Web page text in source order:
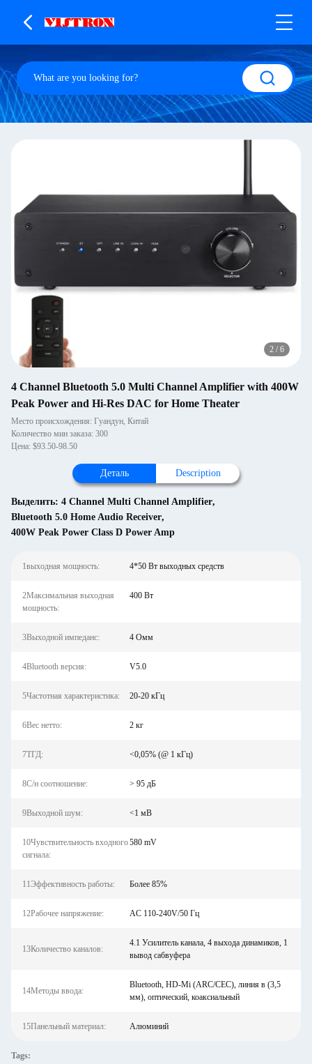
2 / 6
4 Channel Bluetooth 5.0 Multi Channel Amplifier with 400W
Peak Power and Hi-Res DAC for Home Theater
Место происхождения: Гуандун, Китай
Количество мин заказа: 300
Цена: $93.50-98.50
Деталь Description
Выделить: 4 Channel Multi Channel Amplifier,
Bluetooth 5.0 Home Audio Receiver,
400W Peak Power Class D Power Amp
1выходная мощность: 4*50 Вт выходных средств
2Максимальная выходная
мощность:
400 Вт
3Выходной импеданс: 4 Омм
4Bluetooth версия: V5.0
5Частотная характеристика: 20-20 кГц
6Вес нетто: 2 кг
7ТГД: <0,05% (@ 1 кГц)
8С/н соотношение: > 95 дБ
9Выходной шум: <1 мВ
10Чувствительность входного
сигнала:
580 mV
11Эффективность работы: Более 85%
12Рабочее напряжение: AC 110-240V/50 Гц
13Количество каналов:
4.1 Усилитель канала, 4 выхода динамиков, 1
вывод сабвуфера
14Методы ввода:
Bluetooth, HD-Mi (ARC/CEC), линия в (3,5
мм), оптический, коаксиальный
15Панельный материал: Алюминий
Tags: